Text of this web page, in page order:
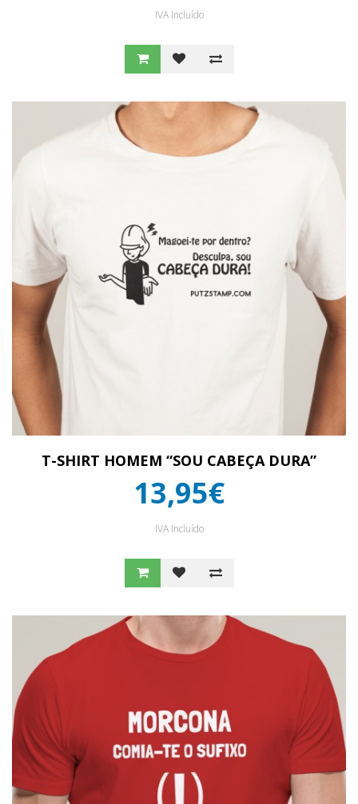
IVA Incluído
T-SHIRT HOMEM “SOU CABEÇA DURA”
13,95€
IVA Incluído